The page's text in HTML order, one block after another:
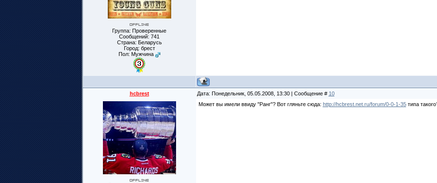
Группа: Проверенные
Сообщений: 741
Страна: Беларусь
Город: брест
Пол: Мужчина
hcbrest Дата: Понедельник, 05.05.2008, 13:30 | Сообщение # 10
Может вы имели ввиду "Ранг"? Вот гляньте сюда: http://hcbrest.net.ru/forum/0-0-1-35типа